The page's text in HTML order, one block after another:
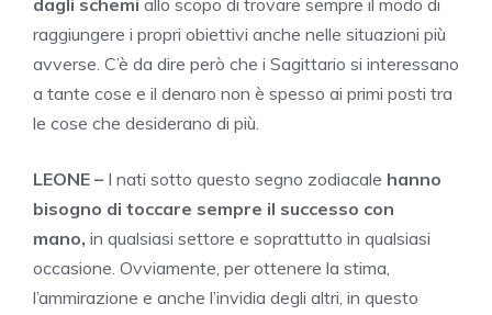
dagli schemi allo scopo di trovare sempre il modo di
raggiungere i propri obiettivi anche nelle situazioni più
avverse. C’è da dire però che i Sagittario si interessano
a tante cose e il denaro non è spesso ai primi posti tra
le cose che desiderano di più.
LEONE – I nati sotto questo segno zodiacale hanno
bisogno di toccare sempre il successo con
mano, in qualsiasi settore e soprattutto in qualsiasi
occasione. Ovviamente, per ottenere la stima,
l’ammirazione e anche l’invidia degli altri, in questo